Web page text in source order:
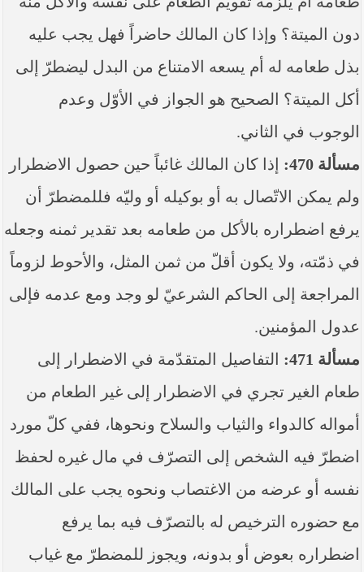
دون الميتة؟ وإذا كان المالك حاضراً فهل يجب عليه
بذل طعامه له أم يسعه الامتناع من البدل ليضطرّ إلى
أكل الميتة؟ الصحيح هو الجواز في الأوّل وعدم
الوجوب في الثاني.
مسألة 470:
إذا كان المالك غائباً حين حصول الاضطرار
ولم يمكن الاتّصال به أو بوكيله أو وليّه فللمضطرّ أن
يرفع اضطراره بالأكل من طعامه بعد تقدير ثمنه وجعله
في ذمّته، ولا يكون أقلّ من ثمن المثل، والأحوط لزوماً
المراجعة إلى الحاكم الشرعيّ لو وجد ومع عدمه فإلى
عدول المؤمنين.
مسألة 471:
التفاصيل المتقدّمة في الاضطرار إلى
طعام الغير تجري في الاضطرار إلى غير الطعام من
أمواله كالدواء والثياب والسلاح ونحوها، ففي كلّ مورد
اضطرّ فيه الشخص إلى التصرّف في مال غيره لحفظ
نفسه أو عرضه من الاغتصاب ونحوه يجب على المالك
مع حضوره الترخيص له بالتصرّف فيه بما يرفع
اضطراره بعوض أو بدونه، ويجوز للمضطرّ مع غياب